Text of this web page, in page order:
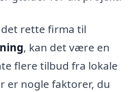
rette firma til
, kan det være en
flere tilbud fra lokale
er nogle faktorer, du